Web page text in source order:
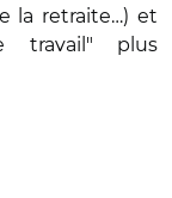
la retraite…) et
travail" plus